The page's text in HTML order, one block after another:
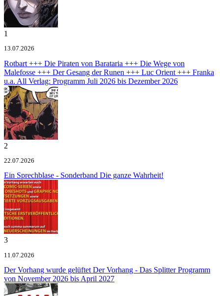
1
13.07.2026
Rotbart +++ Die Piraten von Barataria +++ Die Wege von
Malefosse +++ Der Gesang der Runen +++ Luc Orient +++ Franka
u.a. All Verlag: Programm Juli 2026 bis Dezember 2026
2
22.07.2026
Ein Sprechblase - Sonderband Die ganze Wahrheit!
3
11.07.2026
Der Vorhang wurde gelüftet Der Vorhang - Das Splitter Programm
von November 2026 bis April 2027